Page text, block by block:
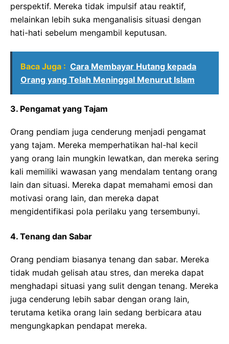
perspektif. Mereka tidak impulsif atau reaktif,
melainkan lebih suka menganalisis situasi dengan
hati-hati sebelum mengambil keputusan.
Baca Juga : Cara Membayar Hutang kepada
Orang yang Telah Meninggal Menurut Islam
3. Pengamat yang Tajam
Orang pendiam juga cenderung menjadi pengamat
yang tajam. Mereka memperhatikan hal-hal kecil
yang orang lain mungkin lewatkan, dan mereka sering
kali memiliki wawasan yang mendalam tentang orang
lain dan situasi. Mereka dapat memahami emosi dan
motivasi orang lain, dan mereka dapat
mengidentifikasi pola perilaku yang tersembunyi.
4. Tenang dan Sabar
Orang pendiam biasanya tenang dan sabar. Mereka
tidak mudah gelisah atau stres, dan mereka dapat
menghadapi situasi yang sulit dengan tenang. Mereka
juga cenderung lebih sabar dengan orang lain,
terutama ketika orang lain sedang berbicara atau
mengungkapkan pendapat mereka.